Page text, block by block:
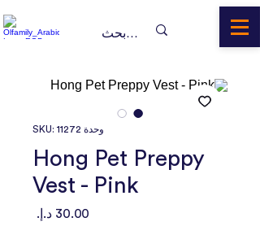
وحدة SKU: 11272
Hong Pet Preppy
Vest - Pink